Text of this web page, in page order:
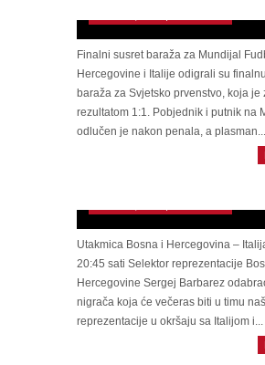
Finalni susret baraža za Mundijal
Hercegovine i Italije odigrali su
baraža za Svjetsko prvenstvo, koja je
rezultatom 1:1. Pobjednik i putnik na
odlučen je nakon penala, a plasman...
SRETNO ZMAJEVI Selektor
odabrao 23 igrača za večerašnju
Utakmica Bosna i Hercegovina –
20:45 sati Selektor reprezentacije
Hercegovine Sergej Barbarez
nigrača koja će večeras biti u timu
reprezentacije u okršaju sa Italijom i...
SLAVNI TENISER Đoković za
utakmici dajem punu podršku